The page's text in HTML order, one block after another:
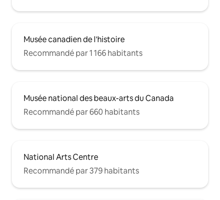
Musée canadien de l'histoire
Recommandé par 1 166 habitants
Musée national des beaux-arts du Canada
Recommandé par 660 habitants
National Arts Centre
Recommandé par 379 habitants